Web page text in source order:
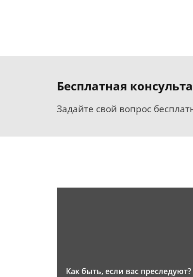
Бесплатная
Задайте свой вопрос
Как быть, если вас преследуют?